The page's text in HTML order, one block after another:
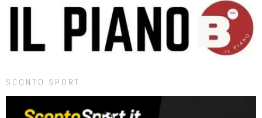
SCONTO SPORT